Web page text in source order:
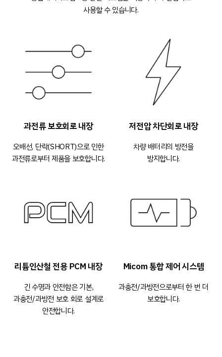
사용할 수 있습니다.
과전류 보호회로 내장
오배선, 단락(SHORT)으로 인한
과전류로부터 제품을 보호합니다.
저전압 차단회로 내장
차량 배터리의 방전을
방지합니다.
리튬인산철 전용 PCM 내장
긴 수명과 안전함은 기본,
과충전/과방전 보호 회로 설계로
안전합니다.
Micom 통합 제어 시스템
과충전/과방전으로부터 한 번 더
보호합니다.